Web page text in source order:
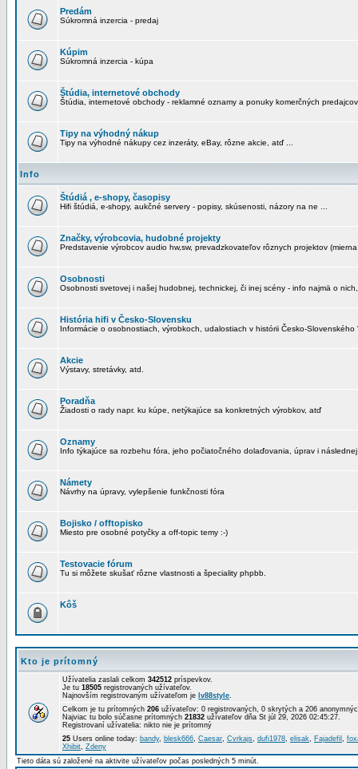
Predám
Súkromná inzercia - predaj
Kúpim
Súkromná inzercia - kúpa
Štúdia, internetové obchody
Štúdia, internetové obchody - reklamné oznamy a ponuky komerčných predajcov
Tipy na výhodný nákup
Tipy na výhodné nákupy cez inzeráty, eBay, rôzne akcie, atď ...
Info
Štúdiá , e-shopy, časopisy
Hifi štúdiá, e-shopy, aukčné servery - popisy, skúsenosti, názory na ne ...
Značky, výrobcovia, hudobné projekty
Predstavenie výrobcov audio hw,sw, prevadzkovateľov rôznych projektov
Osobnosti
Osobnosti svetovej i našej hudobnej, technickej, či inej scény - info najmä o
História hifi v Česko-Slovensku
Informácie o osobnostiach, výrobkoch, udalostiach v histórii Česko-Slovenského
Akcie
Výstavy, stretávky, atd.
Poradňa
Žiadosti o rady napr. ku kúpe, netýkajúce sa konkretných výrobkov, atď
Oznamy
Info týkajúce sa rozbehu fóra, jeho počiatočného dolaďovania, úprav i
Námety
Návrhy na úpravy, vylepšenie funkčnosti fóra
Bojisko / offtopisko
Miesto pre osobné potyčky a off-topic temy :-)
Testovacie fórum
Tu si môžete skušať rôzne vlastnosti a špeciality phpbb.
Kôš
Kto je prítomný
Užívatelia zaslali celkom 342512 príspevkov.
Je tu 18505 registrovaných užívateľov.
Najnovším registrovaným užívateľom je lv88style.
Celkom je tu prítomných 206 užívateľov: 0 registrovaných, 0 skrytých a 206
Najviac tu bolo súčasne prítomných 21832 užívateľov dňa St júl 29, 2026 02:45:27.
Registrovaní užívatelia: nikto nie je prítomný
25 Users online today: bandy, blesk666, Caesar, Cvrkajs, dufi1978, elisak, Fajadefil ,
Xhibit, Zdeny
Tieto dáta sú založené na aktivite užívateľov počas posledných 5 minút.